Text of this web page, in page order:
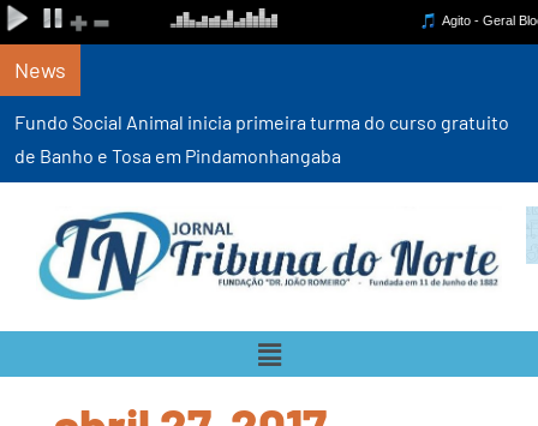
News
Fundo Social Animal inicia primeira turma do curso gratuito
de Banho e Tosa em Pindamonhangaba